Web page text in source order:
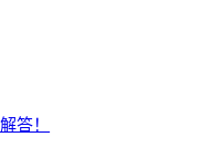
答！